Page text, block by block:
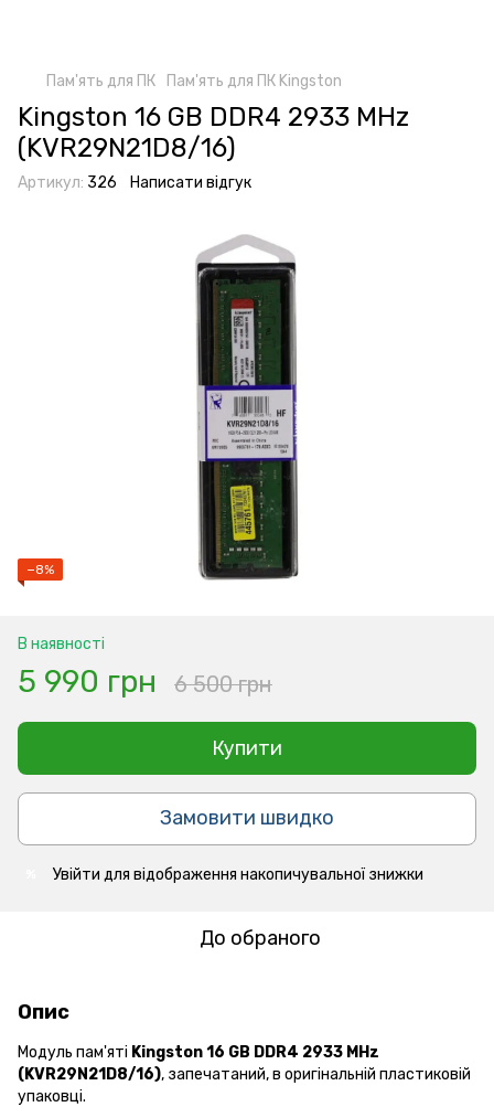
Пам'ять для ПК Пам'ять для ПК Kingston
Kingston 16 GB DDR4 2933 MHz
(KVR29N21D8/16)
Артикул: 326 Написати відгук
−8%
В наявності
5 990 грн 6 500 грн
Купити
Замовити швидко
Увійти для відображення накопичувальної знижки
До обраного
Опис
Модуль пам'яті Kingston 16 GB DDR4 2933 MHz
(KVR29N21D8/16), запечатаний, в оригінальній пластиковій
упаковці.